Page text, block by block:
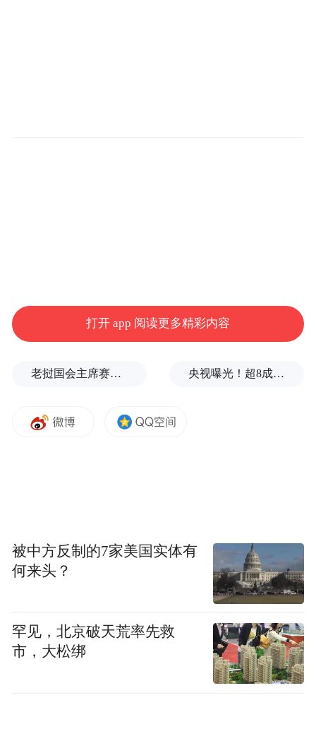
配套功能服务用房、设备用房等相关附属设
施。
项目地下总建筑面积约6.4万平方米，投资约
统全覆盖，市民从进入停车场起，就能享受
品牌店铺、服务设施、反向寻车、一键精准
“特别声明：以上作品内容(包括在内的视频、图片或音
频)为凤凰网旗下自媒体平台“大风号”用户上传并发
布，本平台仅提供信息存储空间服务。
打开 app 阅读更多精彩内容
老挝国会主席赛宋蓬逝世 央视曝光！超8成睫毛胶样品检出致癌物，部分成分接近502胶！
被中方反制的7家美国实体有
何来头？
罕见，北京破天荒率先救
市，大松绑